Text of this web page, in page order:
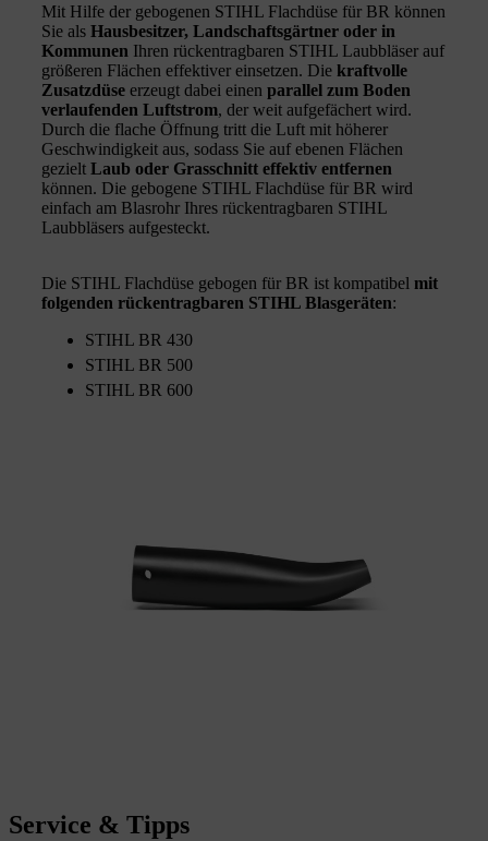
Mit Hilfe der gebogenen STIHL Flachdüse für BR können
Sie als Hausbesitzer, Landschaftsgärtner oder in
Kommunen Ihren rückentragbaren STIHL Laubbläser auf
größeren Flächen effektiver einsetzen. Die kraftvolle
Zusatzdüse erzeugt dabei einen parallel zum Boden
verlaufenden Luftstrom, der weit aufgefächert wird.
Durch die flache Öffnung tritt die Luft mit höherer
Geschwindigkeit aus, sodass Sie auf ebenen Flächen
gezielt Laub oder Grasschnitt effektiv entfernen
können. Die gebogene STIHL Flachdüse für BR wird
einfach am Blasrohr Ihres rückentragbaren STIHL
Laubbläsers aufgesteckt.
Die STIHL Flachdüse gebogen für BR ist kompatibel mit
folgenden rückentragbaren STIHL Blasgeräten:
STIHL BR 430
STIHL BR 500
STIHL BR 600
Service & Tipps